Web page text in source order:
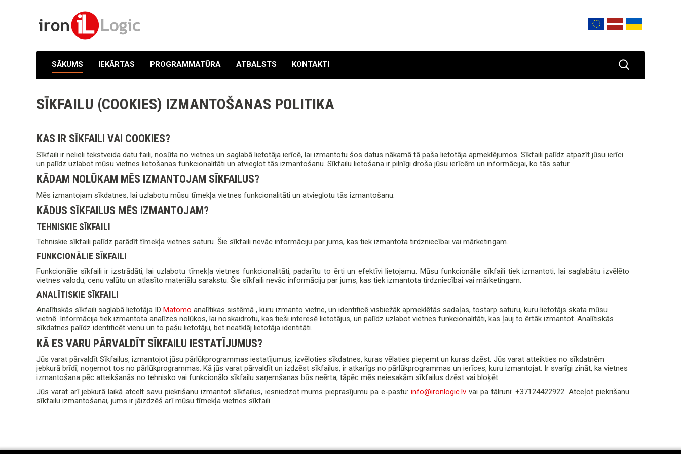
SĀKUMS IEKĀRTAS PROGRAMMATŪRA ATBALSTS KONTAKTI
SĪKFAILU (COOKIES) IZMANTOŠANAS POLITIKA
KAS IR SĪKFAILI VAI COOKIES?
Sīkfaili ir nelieli tekstveida datu faili, nosūta no vietnes un saglabā lietotāja ierīcē, lai izmantotu šos datus nākamā tā paša lietotāja apmeklējumos. Sīkfaili palīdz atpazīt jūsu ierīci
un palīdz uzlabot mūsu vietnes lietošanas funkcionalitāti un atvieglot tās izmantošanu. Sīkfailu lietošana ir pilnīgi droša jūsu ierīcēm un informācijai, ko tās satur.
KĀDAM NOLŪKAM MĒS IZMANTOJAM SĪKFAILUS?
Mēs izmantojam sīkdatnes, lai uzlabotu mūsu tīmekļa vietnes funkcionalitāti un atvieglotu tās izmantošanu.
KĀDUS SĪKFAILUS MĒS IZMANTOJAM?
TEHNISKIE SĪKFAILI
Tehniskie sīkfaili palīdz parādīt tīmekļa vietnes saturu. Šie sīkfaili nevāc informāciju par jums, kas tiek izmantota tirdzniecībai vai mārketingam.
FUNKCIONĀLIE SĪKFAILI
Funkcionālie sīkfaili ir izstrādāti, lai uzlabotu tīmekļa vietnes funkcionalitāti, padarītu to ērti un efektīvi lietojamu. Mūsu funkcionālie sīkfaili tiek izmantoti, lai saglabātu izvēlēto
vietnes valodu, cenu valūtu un atlasīto materiālu sarakstu. Šie sīkfaili nevāc informāciju par jums, kas tiek izmantota tirdzniecībai vai mārketingam.
ANALĪTISKIE SĪKFAILI
Analītiskās sīkfaili saglabā lietotāja ID Matomo analītikas sistēmā , kuru izmanto vietne, un identificē visbiežāk apmeklētās sadaļas, tostarp saturu, kuru lietotājs skata mūsu
vietnē. Informācija tiek izmantota analīzes nolūkos, lai noskaidrotu, kas tieši interesē lietotājus, un palīdz uzlabot vietnes funkcionalitāti, kas ļauj to ērtāk izmantot. Analītiskās
sīkdatnes palīdz identificēt vienu un to pašu lietotāju, bet neatklāj lietotāja identitāti.
KĀ ES VARU PĀRVALDĪT SĪKFAILU IESTATĪJUMUS?
Jūs varat pārvaldīt Sīkfailus, izmantojot jūsu pārlūkprogrammas iestatījumus, izvēloties sīkdatnes, kuras vēlaties pieņemt un kuras dzēst. Jūs varat atteikties no sīkdatnēm
jebkurā brīdī, noņemot tos no pārlūkprogrammas. Kā jūs varat pārvaldīt un izdzēst sīkfailus, ir atkarīgs no pārlūkprogrammas un ierīces, kuru izmantojat. Ir svarīgi zināt, ka vietnes
izmantošana pēc atteikšanās no tehnisko vai funkcionālo sīkfailu saņemšanas būs neērta, tāpēc mēs neiesakām sīkfailus dzēst vai bloķēt.
Jūs varat arī jebkurā laikā atcelt savu piekrišanu izmantot sīkfailus, iesniedzot mums pieprasījumu pa e-pastu:info@ironlogic.lv vai pa tālruni: +37124422922. Atceļot piekrišanu
sīkfailu izmantošanai, jums ir jāizdzēš arī mūsu tīmekļa vietnes sīkfaili.